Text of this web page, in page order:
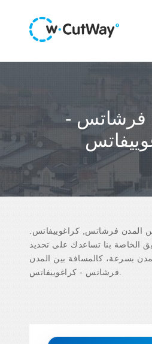
فرشاتس -
المدن فرشاتس, كراغوييفاتس.
الخاصة بنا تساعدك على تحديد
بسرعة، كالمسافة بين المدن